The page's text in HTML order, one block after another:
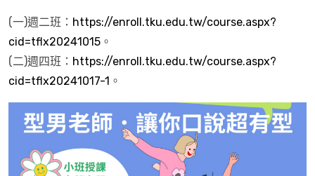
(一)週二班： https://enroll.tku.edu.tw/course.aspx?
cid=tflx20241015 。
(二)週四班： https://enroll.tku.edu.tw/course.aspx?
cid=tflx20241017-1 。